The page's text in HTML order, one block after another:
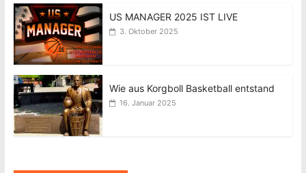
US MANAGER 2025 IST LIVE
3. Oktober 2025
Wie aus Korgboll Basketball entstand
16. Januar 2025